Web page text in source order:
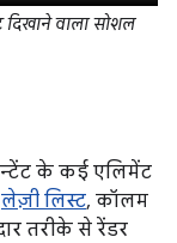
वाला सोशल
के कई एलिमेंट
लेज़ी लिस्ट, कॉलम
तरीके से रेंडर